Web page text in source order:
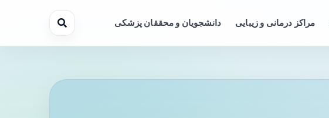
مراکز درمانی و زیبایی دانشجویان و محققان پزشکی